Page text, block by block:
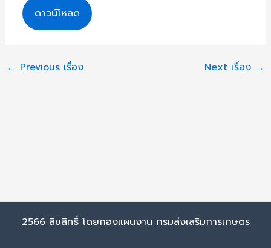
ดาวน์โหลด
← Previous เรื่อง Next เรื่อง →
2566 ลิขสิทธิ์ โดยกองแผนงาน กรมส่งเสริมการเกษตร